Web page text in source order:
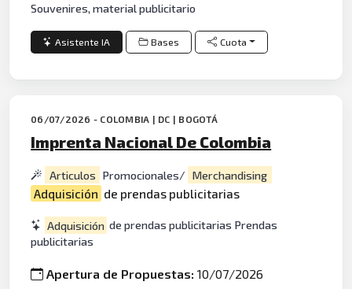
Souvenires, material publicitario
Asistente IA Bases Cuota
06/07/2026 - COLOMBIA | DC | BOGOTÁ
Imprenta Nacional De Colombia
Articulos Promocionales/ Merchandising
Adquisición de prendas publicitarias
Adquisición de prendas publicitarias Prendas
publicitarias
Apertura de Propuestas:10/07/2026